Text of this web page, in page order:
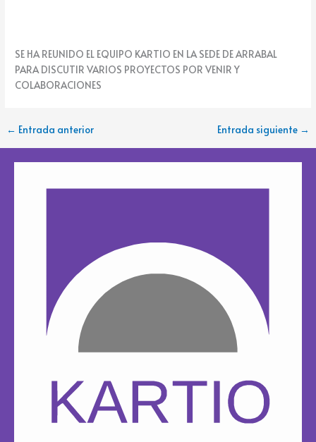
SE HA REUNIDO EL EQUIPO KARTIO EN LA SEDE DE ARRABAL
PARA DISCUTIR VARIOS PROYECTOS POR VENIR Y
COLABORACIONES
← Entrada anterior Entrada siguiente →